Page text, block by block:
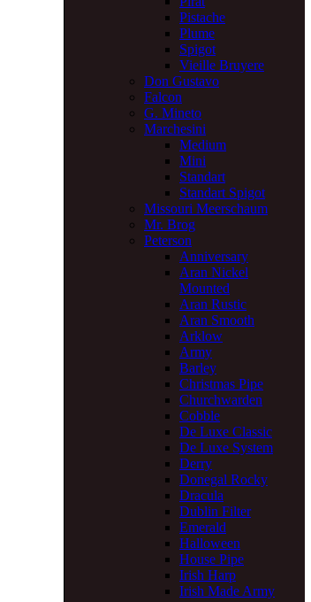
Pistache
Plume
Spigot
Vieille Bruyere
Don Gustavo
Falcon
G. Mineto
Marchesini
Medium
Mini
Standart
Standart Spigot
Missouri Meerschaum
Mr. Brog
Peterson
Anniversary
Aran Nickel
Mounted
Aran Rustic
Aran Smooth
Arklow
Army
Barley
Christmas Pipe
Churchwarden
Cobble
De Luxe Classic
De Luxe System
Derry
Donegal Rocky
Dracula
Dublin Filter
Emerald
Halloween
House Pipe
Irish Harp
Irish Made Army